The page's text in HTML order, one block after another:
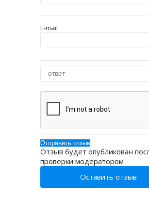
E-mail
Отзыв будет опубликован
проверки модератором
Оставить отзыв